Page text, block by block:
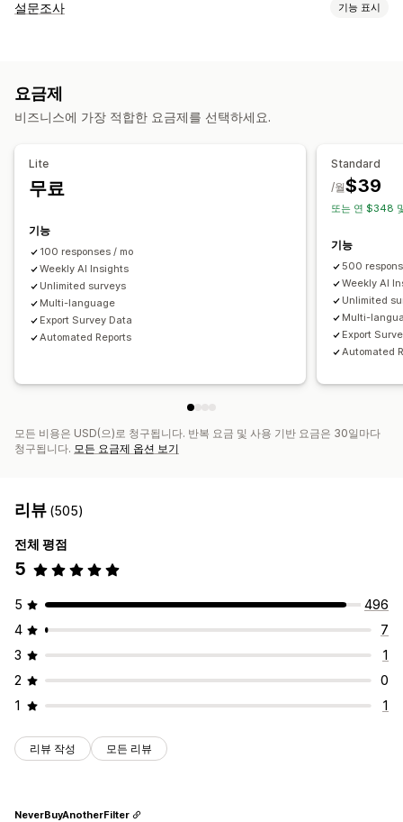
고객 행동
AI 분석 정보
시각화 및 보고서
데이터 내보내기
설문조사 기능 표시
임베디드 양식
실시간 편집
여러 언어
고객 만족
구매 후
원인 조사
제출 관리
SMS
이메일 데이터 내보내기
요금제
비즈니스에 가장 적합한 요금제를 선택하세요.
Lite
무료
기능
100 responses / mo
Weekly AI Insights
Unlimited surveys
Multi-language
Export Survey Data
Automated Reports
Standard
$39
/월
또는 연 $348
기능
500
Weekly AI
Unlimited
Multi-
Export
Automated
모든 비용은 USD(으)로 청구됩니다. 반복 요금 및 사용 기반 요금은 30일마다
청구됩니다. 모든 요금제 옵션 보기
리뷰 (505)
전체 평점
5
5
496
4
7
3
1
2
0
1
1
리뷰 작성 모든 리뷰
NeverBuyAnotherFilter